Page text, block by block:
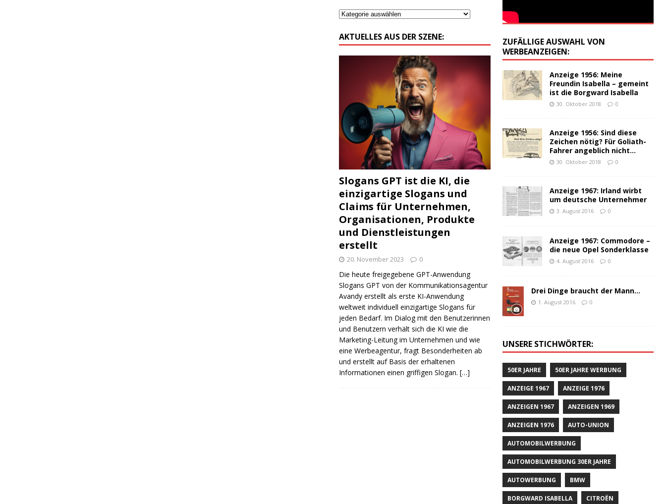
AKTUELLES AUS DER SZENE:
Slogans GPT ist die KI, die
einzigartige Slogans und
Claims für Unternehmen,
Organisationen, Produkte
und Dienstleistungen
erstellt
20. November 2023 0
Die heute freigegebene GPT-Anwendung
Slogans GPT von der Kommunikationsagentur
Avandy erstellt als erste KI-Anwendung
weltweit individuell einzigartige Slogans für
jeden Bedarf. Im Dialog mit den Benutzerinnen
und Benutzern verhält sich die KI wie die
Marketing-Leitung im Unternehmen und wie
eine Werbeagentur, fragt Besonderheiten ab
und erstellt auf Basis der erhaltenen
Informationen einen griffigen Slogan.[…]
ZUFÄLLIGE AUSWAHL VON
WERBEANZEIGEN:
Anzeige 1956: Meine
Freundin Isabella – gemeint
ist die Borgward Isabella
30. Oktober 2018 0
Anzeige 1956: Sind diese
Zeichen nötig? Für Goliath-
Fahrer angeblich nicht…
30. Oktober 2018 0
Anzeige 1967: Irland wirbt
um deutsche Unternehmer
3. August 2016 0
Anzeige 1967: Commodore –
die neue Opel Sonderklasse
4. August 2016 0
Drei Dinge braucht der Mann…
1. August 2016 0
UNSERE STICHWÖRTER:
50ER JAHRE 50ER JAHRE WERBUNG
ANZEIGE 1967 ANZEIGE 1976
ANZEIGEN 1967 ANZEIGEN 1969
ANZEIGEN 1976 AUTO-UNION
AUTOMOBILWERBUNG
AUTOMOBILWERBUNG 30ER JAHRE
AUTOWERBUNG BMW
BORGWARD ISABELLA CITROËN